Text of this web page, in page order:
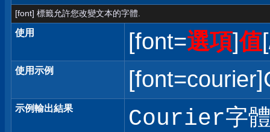
[font] 標籤允許您改變文本的字體.
使用 [font=選項]值
使用示例
示例輸出結果 Courier字